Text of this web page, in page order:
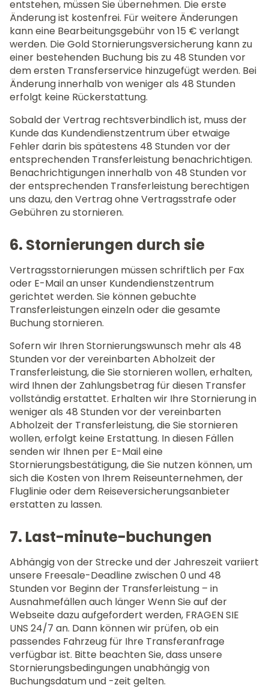
entstehen, müssen Sie übernehmen. Die erste
Änderung ist kostenfrei. Für weitere Änderungen
kann eine Bearbeitungsgebühr von 15 € verlangt
werden. Die Gold Stornierungsversicherung kann zu
einer bestehenden Buchung bis zu 48 Stunden vor
dem ersten Transferservice hinzugefügt werden. Bei
Änderung innerhalb von weniger als 48 Stunden
erfolgt keine Rückerstattung.
Sobald der Vertrag rechtsverbindlich ist, muss der
Kunde das Kundendienstzentrum über etwaige
Fehler darin bis spätestens 48 Stunden vor der
entsprechenden Transferleistung benachrichtigen.
Benachrichtigungen innerhalb von 48 Stunden vor
der entsprechenden Transferleistung berechtigen
uns dazu, den Vertrag ohne Vertragsstrafe oder
Gebühren zu stornieren.
6. Stornierungen durch sie
Vertragsstornierungen müssen schriftlich per Fax
oder E-Mail an unser Kundendienstzentrum
gerichtet werden. Sie können gebuchte
Transferleistungen einzeln oder die gesamte
Buchung stornieren.
Sofern wir Ihren Stornierungswunsch mehr als 48
Stunden vor der vereinbarten Abholzeit der
Transferleistung, die Sie stornieren wollen, erhalten,
wird Ihnen der Zahlungsbetrag für diesen Transfer
vollständig erstattet. Erhalten wir Ihre Stornierung in
weniger als 48 Stunden vor der vereinbarten
Abholzeit der Transferleistung, die Sie stornieren
wollen, erfolgt keine Erstattung. In diesen Fällen
senden wir Ihnen per E-Mail eine
Stornierungsbestätigung, die Sie nutzen können, um
sich die Kosten von Ihrem Reiseunternehmen, der
Fluglinie oder dem Reiseversicherungsanbieter
erstatten zu lassen.
7. Last-minute-buchungen
Abhängig von der Strecke und der Jahreszeit variiert
unsere Freesale-Deadline zwischen 0 und 48
Stunden vor Beginn der Transferleistung – in
Ausnahmefällen auch länger Wenn Sie auf der
Webseite dazu aufgefordert werden, FRAGEN SIE
UNS 24/7 an. Dann können wir prüfen, ob ein
passendes Fahrzeug für Ihre Transferanfrage
verfügbar ist. Bitte beachten Sie, dass unsere
Stornierungsbedingungen unabhängig von
Buchungsdatum und -zeit gelten.